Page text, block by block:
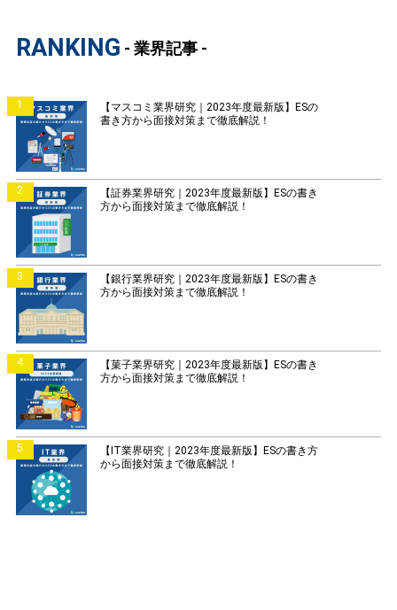
RANKING - 業界記事 -
1
【マスコミ業界研究｜2023年度最新版】ESの
書き方から面接対策まで徹底解説！
2
【証券業界研究｜2023年度最新版】ESの書き
方から面接対策まで徹底解説！
3
【銀行業界研究｜2023年度最新版】ESの書き
方から面接対策まで徹底解説！
4
【菓子業界研究｜2023年度最新版】ESの書き
方から面接対策まで徹底解説！
5
【IT業界研究｜2023年度最新版】ESの書き方
から面接対策まで徹底解説！